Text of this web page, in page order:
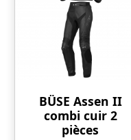
BÜSE Assen II
combi cuir 2
pièces